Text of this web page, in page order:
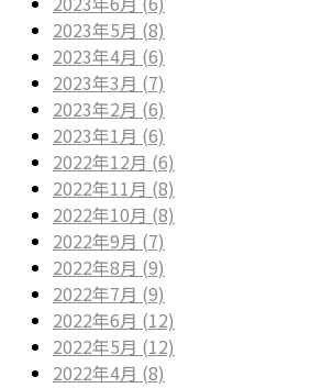
2023年5月 (8)
2023年4月 (6)
2023年3月 (7)
2023年2月 (6)
2023年1月 (6)
2022年12月 (6)
2022年11月 (8)
2022年10月 (8)
2022年9月 (7)
2022年8月 (9)
2022年7月 (9)
2022年6月 (12)
2022年5月 (12)
2022年4月 (8)